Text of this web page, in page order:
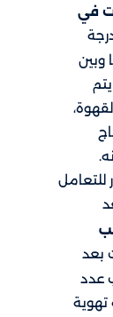
في
وبين
للتعامل
بعد
عدد
تهوية